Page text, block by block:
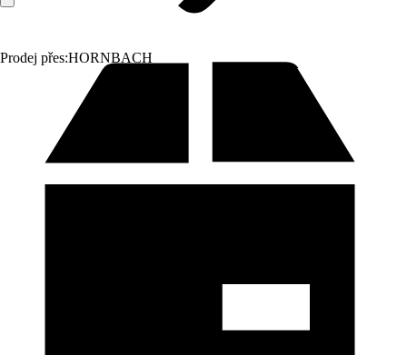
Prodej přes:HORNBACH